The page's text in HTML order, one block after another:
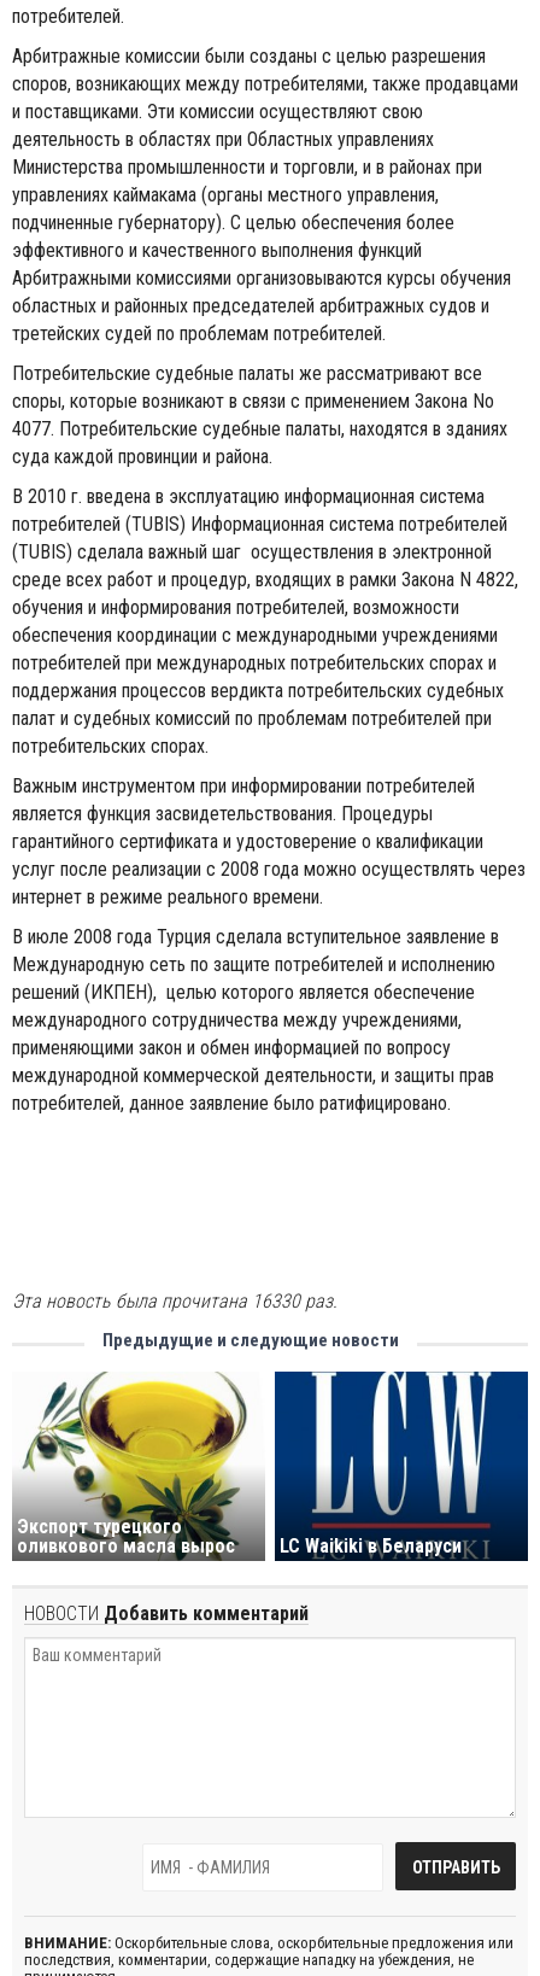
потребителей.
Арбитражные комиссии были созданы с целью разрешения
споров, возникающих между потребителями, также продавцами
и поставщиками. Эти комиссии осуществляют свою
деятельность в областях при Областных управлениях
Министерства промышленности и торговли, и в районах при
управлениях каймакама (органы местного управления,
подчиненные губернатору). С целью обеспечения более
эффективного и качественного выполнения функций
Арбитражными комиссиями организовываются курсы обучения
областных и районных председателей арбитражных судов и
третейских судей по проблемам потребителей.
Потребительские судебные палаты же рассматривают все
споры, которые возникают в связи с применением Закона No
4077. Потребительские судебные палаты, находятся в зданиях
суда каждой провинции и района.
В 2010 г. введена в эксплуатацию информационная система
потребителей (TUBIS) Информационная система потребителей
(TUBIS) сделала важный шаг осуществления в электронной
среде всех работ и процедур, входящих в рамки Закона N 4822,
обучения и информирования потребителей, возможности
обеспечения координации с международными учреждениями
потребителей при международных потребительских спорах и
поддержания процессов вердикта потребительских судебных
палат и судебных комиссий по проблемам потребителей при
потребительских спорах.
Важным инструментом при информировании потребителей
является функция засвидетельствования. Процедуры
гарантийного сертификата и удостоверение о квалификации
услуг после реализации с 2008 года можно осуществлять через
интернет в режиме реального времени.
В июле 2008 года Турция сделала вступительное заявление в
Международную сеть по защите потребителей и исполнению
решений (ИКПЕН), целью которого является обеспечение
международного сотрудничества между учреждениями,
применяющими закон и обмен информацией по вопросу
международной коммерческой деятельности, и защиты прав
потребителей, данное заявление было ратифицировано.
Эта новость была прочитана 16330 раз.
Предыдущие и следующие новости
Экспорт турецкого
оливкового масла вырос
LC Waikiki в Беларуси
НОВОСТИ Добавить комментарий
ВНИМАНИЕ: Оскорбительные слова, оскорбительные предложения или
последствия, комментарии, содержащие нападку на убеждения, не